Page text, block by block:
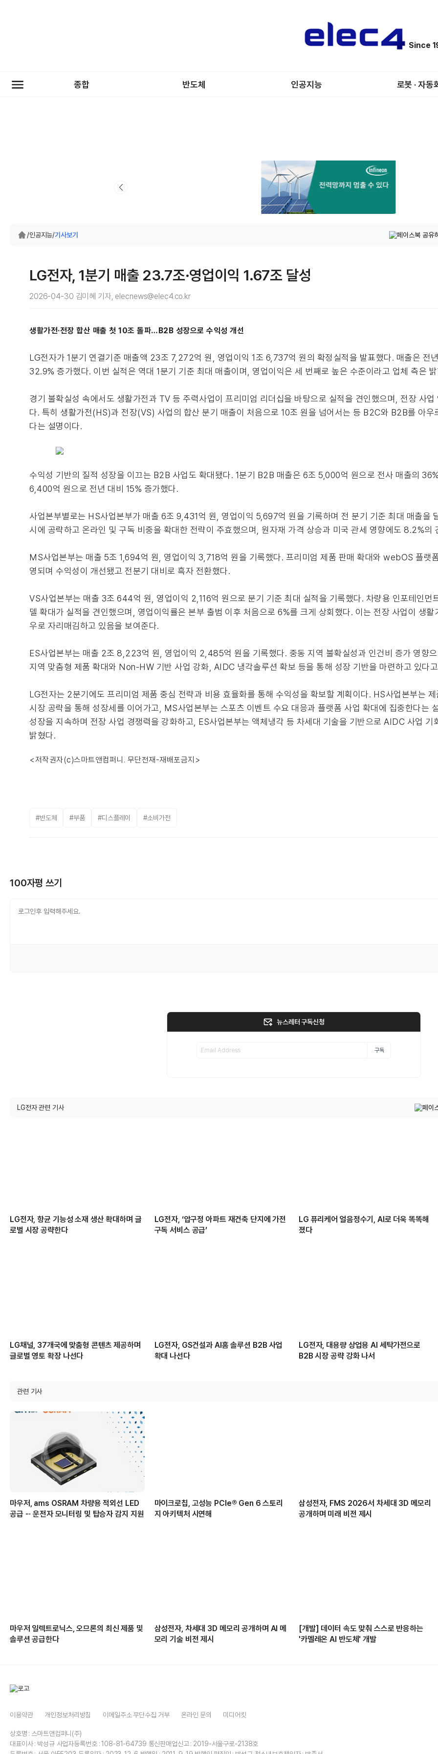
Since
종합 반도체 인공지능 로봇 · 자동
/인공지능/기사보기
LG전자, 1분기 매출 23.7조·영업이익 1.67조 달성
2026-04-30 김미혜 기자, elecnews@elec4.co.kr
생활가전·전장 합산 매출 첫 10조 돌파…B2B 성장으로 수익성 개선
LG전자가 1분기 연결기준 매출액 23조 7,272억 원, 영업이익 1조 6,737억 원의 확정실적을 발표했다. 매출은 전
32.9% 증가했다. 이번 실적은 역대 1분기 기준 최대 매출이며, 영업이익은 세 번째로 높은 수준이라고 업체 측은
경기 불확실성 속에서도 생활가전과 TV 등 주력사업이 프리미엄 리더십을 바탕으로 실적을 견인했으며, 전장 사
다. 특히 생활가전(HS)과 전장(VS) 사업의 합산 분기 매출이 처음으로 10조 원을 넘어서는 등 B2C와 B2B를 아우
다는 설명이다.
수익성 기반의 질적 성장을 이끄는 B2B 사업도 확대됐다. 1분기 B2B 매출은 6조 5,000억 원으로 전사 매출의
6,400억 원으로 전년 대비 15% 증가했다.
사업본부별로는 HS사업본부가 매출 6조 9,431억 원, 영업이익 5,697억 원을 기록하며 전 분기 기준 최대 매출을
시에 공략하고 온라인 및 구독 비중을 확대한 전략이 주효했으며, 원자재 가격 상승과 미국 관세 영향에도 8.2%의
MS사업본부는 매출 5조 1,694억 원, 영업이익 3,718억 원을 기록했다. 프리미엄 제품 판매 확대와 webOS 플랫
영되며 수익성이 개선됐고 전분기 대비로 흑자 전환했다.
VS사업본부는 매출 3조 644억 원, 영업이익 2,116억 원으로 분기 기준 최대 실적을 기록했다. 차량용 인포테인먼
델 확대가 실적을 견인했으며, 영업이익률은 본부 출범 이후 처음으로 6%를 크게 상회했다. 이는 전장 사업이 생
우로 자리매김하고 있음을 보여준다.
ES사업본부는 매출 2조 8,223억 원, 영업이익 2,485억 원을 기록했다. 중동 지역 불확실성과 인건비 증가 영향
지역 맞춤형 제품 확대와 Non-HW 기반 사업 강화, AIDC 냉각솔루션 확보 등을 통해 성장 기반을 마련하고 있다
LG전자는 2분기에도 프리미엄 제품 중심 전략과 비용 효율화를 통해 수익성을 확보할 계획이다. HS사업본부는
시장 공략을 통해 성장세를 이어가고, MS사업본부는 스포츠 이벤트 수요 대응과 플랫폼 사업 확대에 집중한다는
성장을 지속하며 전장 사업 경쟁력을 강화하고, ES사업본부는 액체냉각 등 차세대 기술을 기반으로 AIDC 사업 기
밝혔다.
<저작권자(c)스마트앤컴퍼니. 무단전재-재배포금지>
#반도체 #부품 #디스플레이 #소비가전
100자평 쓰기
뉴스레터 구독신청
구독
LG전자 관련 기사
LG전자, 항균 기능성 소재 생산 확대하며 글
로벌 시장 공략한다
LG전자, ‘압구정 아파트 재건축 단지에 가전
구독 서비스 공급’
LG 퓨리케어 얼음정수기, AI로 더욱 똑똑해
졌다
LG채널, 37개국에 맞춤형 콘텐츠 제공하며
글로벌 영토 확장 나선다
LG전자, GS건설과 AI홈 솔루션 B2B 사업
확대 나선다
LG전자, 대용량 상업용 AI 세탁가전으로
B2B 시장 공략 강화 나서
관련 기사
마우저, ams OSRAM 차량용 적외선 LED
공급 ··· 운전자 모니터링 및 탑승자 감지 지원
마이크로칩, 고성능 PCIe® Gen 6 스토리
지 아키텍처 시연해
삼성전자, FMS 2026서 차세대 3D 메모리
공개하며 미래 비전 제시
마우저 일렉트로닉스, 오므론의 최신 제품 및
솔루션 공급한다
삼성전자, 차세대 3D 메모리 공개하며 AI 메
모리 기술 비전 제시
[개발] 데이터 속도 맞춰 스스로 반응하는
'카멜레온 AI 반도체' 개발
이용약관 개인정보처리방침 이메일주소 무단수집 거부 온라인 문의 미디어킷
상호명 : 스마트앤컴퍼니(주)
대표이사 : 박성규 사업자등록번호 : 108-81-64739 통신판매업신고 : 2019-서울구로-2138호